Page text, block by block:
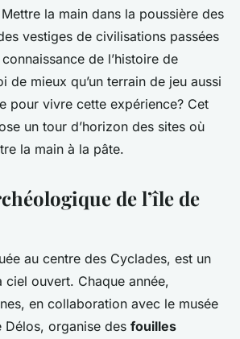
la main dans la poussière des
vestiges de civilisations passées
de l’histoire de
de mieux qu’un terrain de jeu aussi
pour vivre cette expérience? Cet
un tour d’horizon des sites où
la main à la pâte.
de l’île de
au centre des Cyclades, est un
ciel ouvert. Chaque année,
en collaboration avec le musée
organise des fouilles